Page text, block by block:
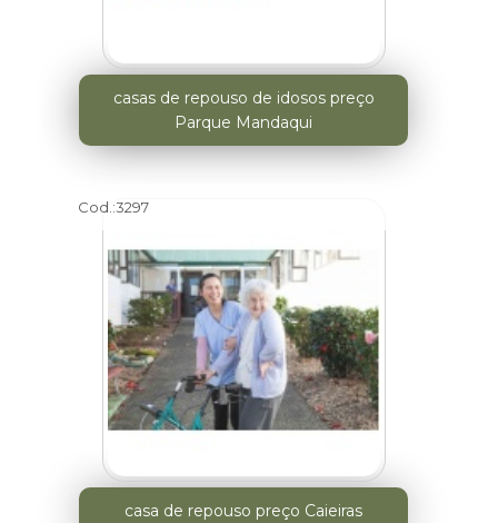
casas de repouso de idosos preço
Parque Mandaqui
Cod.:3297
casa de repouso preço Caieiras